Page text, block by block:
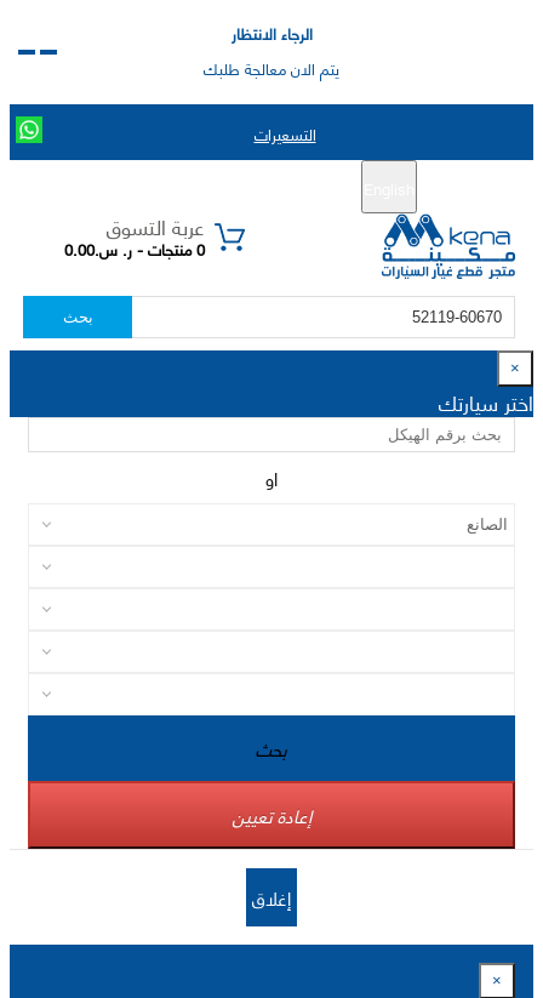
الرجاء الانتظار
يتم الان معالجة طلبك
التسعيرات
عربة التسوق
0 منتجات - ر. س.0.00
بحث
×
اختر سيارتك
او
بحث
إعادة تعيين
إغلاق
×